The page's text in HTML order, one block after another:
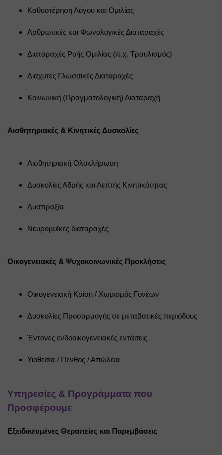
Καθυστέρηση Λόγου και Ομιλίας
Αρθρωτικές και Φωνολογικές Διαταραχές
Διαταραχές Ροής Ομιλίας (π.χ. Τραυλισμός)
Διάχυτες Γλωσσικές Διαταραχές
Κοινωνική (Πραγματολογική) Διαταραχή
Αισθητηριακές & Κινητικές Δυσκολίες
Αισθητηριακή Ολοκλήρωση
Δυσκολίες Αδρής και Λεπτής Κινητικότητας
Δυσπραξία
Νευρομυϊκές διαταραχές
Οικογενειακές & Ψυχοκοινωνικές Προκλήσεις
Οικογενειακή Κρίση / Χωρισμός Γονέων
Δυσκολίες Προσαρμογής σε μεταβατικές περιόδους
Έντονες ενδοοικογενειακές εντάσεις
Υιοθεσία / Πένθος / Απώλεια
Υπηρεσίες & Προγράμματα που
Προσφέρουμε
Εξειδικευμένες Θεραπείες και Παρεμβάσεις